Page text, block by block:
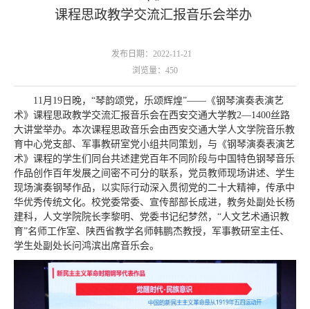
课程思政教学交流汇报音乐会举办
发布日期：2022-11-21
浏览量： 450
11月19日晚，“琴韵颂党，乐颂辉煌”——《钢琴演奏表演艺
术》课程思政教学交流汇报音乐会在西安交通大学教2—1400丝路
大讲堂举办。 本次课程思政音乐会由西安交通大学人文学院音乐教
育中心党支部、军事教研室党小组共同策划，与《钢琴演奏表演艺
术》课程的学生们同台共述建党百年不同阶段与中国特色钢琴音乐
作品创作百年发展之间密不可分的联系，党员教师现场讲述、学生
现场演奏钢琴作品，以实际行动深入贯彻党的二十大精神，传承中
华优秀传统文化。 校党委常委、宣传部部长成进，教务处副处长杨
建科，人文学院院长李黎明、党委书记纪梦然，“人文艺术通识教
育”名师工作室、陕西省教学名师韩鹏杰教授，军事教研室主任、
学生处副处长问鸿滨出席音乐会。